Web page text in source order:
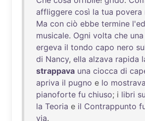
affliggere così la tua povera
Ma con ciò ebbe termine
musicale. Ogni volta che una
ergeva il tondo capo nero
di Nancy, ella alzava rapida
strappava una ciocca di
apriva il pugno e lo mostrava
pianoforte fu chiuso; i libri
la Teoria e il Contrappunto
via.